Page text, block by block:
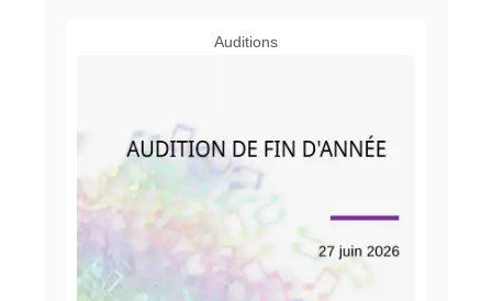
Auditions